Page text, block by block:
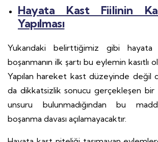
Hayata Kast Fiilinin
Yapılması
Yukarıdaki belirttiğimiz gibi
boşanmanın ilk şartı bu eylemin kasıtlı
Yapılan hareket kast düzeyinde değil
da dikkatsizlik sonucu gerçekleşen
unsuru bulunmadığından bu
boşanma davası açılamayacaktır.